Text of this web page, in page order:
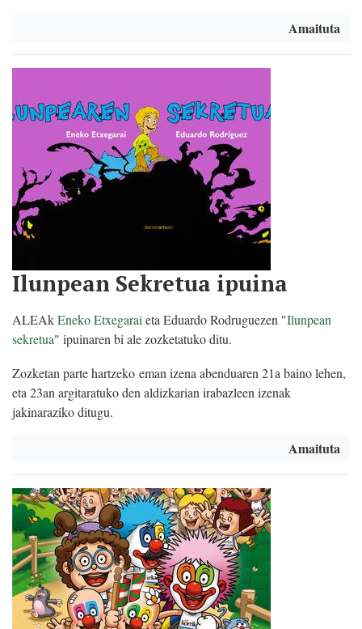
Amaituta
Ilunpean Sekretua ipuina
ALEAkEneko Etxegarai eta Eduardo Rodruguezen "Ilunpean
sekretua" ipuinaren bi ale zozketatuko ditu.
Zozketan parte hartzeko eman izena abenduaren 21a baino lehen,
eta 23an argitaratuko den aldizkarian irabazleen izenak
jakinaraziko ditugu.
Amaituta